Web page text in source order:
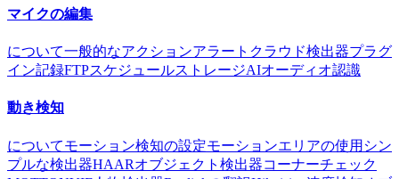
マイクの編集
について一般的なアクションアラート クラウド検出器プラグ
イン記録FTPスケジュールストレージAIオーディオ認識
動き検知
についてモーション検知の設定モーションエリアの使用 シン
プルな検出器HAARオブジェクト検出器コーナーチェック